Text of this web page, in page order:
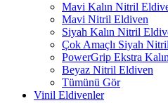
Mavi Kalın Nitril
Mavi Nitril Eldiven
Siyah Kalın Nitril
Çok Amaçlı Siyah
PowerGrip Ekstra
Beyaz Nitril Eldiven
Tümünü Gör
Vinil Eldivenler